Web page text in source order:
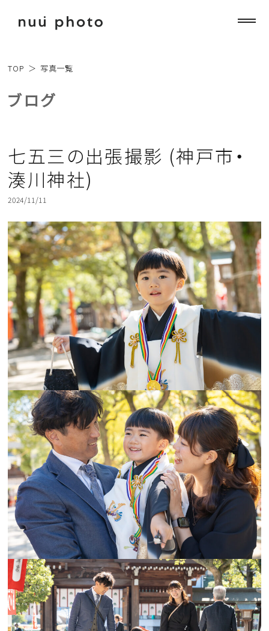
TOP ＞ 写真一覧
ブログ
七五三の出張撮影 (神戸市・
湊川神社)
2024/11/11